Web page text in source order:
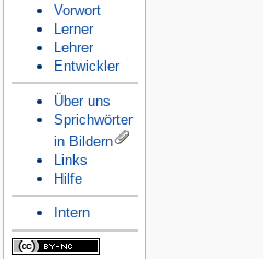
Vorwort
Lerner
Lehrer
Entwickler
Über uns
Sprichwörter
in Bildern
Links
Hilfe
Intern